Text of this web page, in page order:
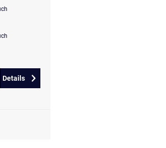
Goal
Details
zu Volkswagen T-Roc 1.5 l eTSI DSG R-Line